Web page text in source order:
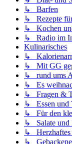
↳ Barfen
↳ Rezepte
↳ Kochen
↳ Radio im
Kulinarisches
↳
↳ Mit GG
↳ rund ums
↳ Es
↳ Fragen &
↳ Essen und
↳ Für den
↳ Salate und
↳ Herzhaftes
↳